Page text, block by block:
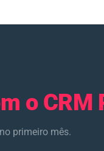
o CRM
primeiro mês.